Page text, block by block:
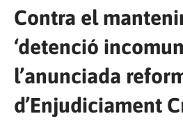
Contra el
‘detenció
l’anunciada
d’Enjudiciament